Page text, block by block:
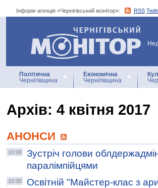
Інформ-агенція «Чернігівський монітор»: RSS
Інформ-агенція
«Чернігівський монітор»
Політична
Чернігівщина
Економічна
Чернігівщина
Архiв: 4 квітня 2017
АНОНСИ
10:00
Зустріч голови
паралімпійцями
10:00 Освітній "Майстер-клас з